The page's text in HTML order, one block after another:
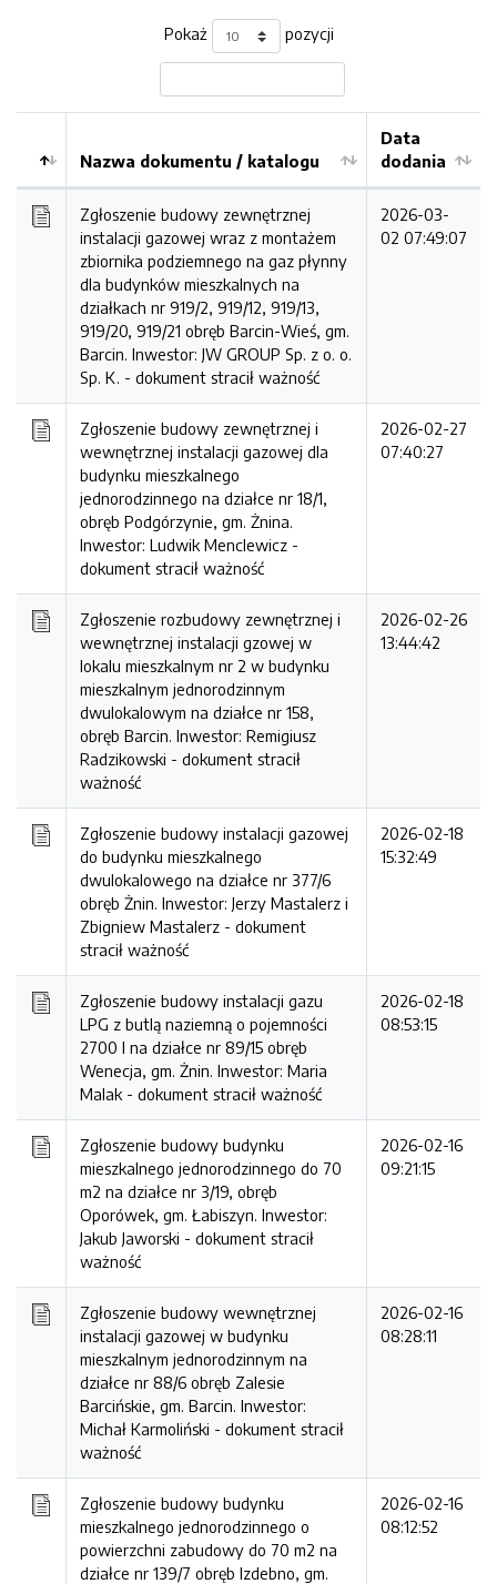
Pokaż pozycji
Kolejność
Nazwa dokumentu / katalogu
Data
dodania
Zgłoszenie budowy zewnętrznej
instalacji gazowej wraz z montażem
zbiornika podziemnego na gaz płynny
dla budynków mieszkalnych na
działkach nr 919/2, 919/12, 919/13,
919/20, 919/21 obręb Barcin-Wieś, gm.
Barcin. Inwestor: JW GROUP Sp. z o. o.
Sp. K. - dokument stracił ważność
2026-03-
02 07:49:07
Zgłoszenie budowy zewnętrznej i
wewnętrznej instalacji gazowej dla
budynku mieszkalnego
jednorodzinnego na działce nr 18/1,
obręb Podgórzynie, gm. Żnina.
Inwestor: Ludwik Menclewicz -
dokument stracił ważność
2026-02-27
07:40:27
Zgłoszenie rozbudowy zewnętrznej i
wewnętrznej instalacji gzowej w
lokalu mieszkalnym nr 2 w budynku
mieszkalnym jednorodzinnym
dwulokalowym na działce nr 158,
obręb Barcin. Inwestor: Remigiusz
Radzikowski - dokument stracił
ważność
2026-02-26
13:44:42
Zgłoszenie budowy instalacji gazowej
do budynku mieszkalnego
dwulokalowego na działce nr 377/6
obręb Żnin. Inwestor: Jerzy Mastalerz i
Zbigniew Mastalerz - dokument
stracił ważność
2026-02-18
15:32:49
Zgłoszenie budowy instalacji gazu
LPG z butlą naziemną o pojemności
2700 l na działce nr 89/15 obręb
Wenecja, gm. Żnin. Inwestor: Maria
Malak - dokument stracił ważność
2026-02-18
08:53:15
Zgłoszenie budowy budynku
mieszkalnego jednorodzinnego do 70
m2 na działce nr 3/19, obręb
Oporówek, gm. Łabiszyn. Inwestor:
Jakub Jaworski - dokument stracił
ważność
2026-02-16
09:21:15
Zgłoszenie budowy wewnętrznej
instalacji gazowej w budynku
mieszkalnym jednorodzinnym na
działce nr 88/6 obręb Zalesie
Barcińskie, gm. Barcin. Inwestor:
Michał Karmoliński - dokument stracił
ważność
2026-02-16
08:28:11
Zgłoszenie budowy budynku
mieszkalnego jednorodzinnego o
powierzchni zabudowy do 70 m2 na
działce nr 139/7 obręb Izdebno, gm.
2026-02-16
08:12:52